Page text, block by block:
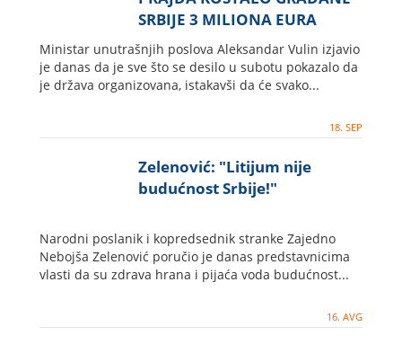
SRBIJE 3 MILIONA EURA
Ministar unutrašnjih poslova Aleksandar Vulin izjavio
je danas da je sve što se desilo u subotu pokazalo da
je država organizovana, istakavši da će svako...
18. SEP
Zelenović: "Litijum nije
budućnost Srbije!"
Narodni poslanik i kopredsednik stranke Zajedno
Nebojša Zelenović poručio je danas predstavnicima
vlasti da su zdrava hrana i pijaća voda budućnost...
16. AVG